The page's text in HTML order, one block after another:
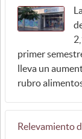
primer
lleva un
rubro
Relevamiento